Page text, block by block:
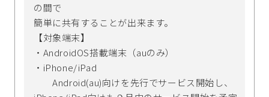
の間で
簡単に共有することが出来ます。
【対象端末】
・AndroidOS搭載端末（auのみ）
・iPhone/iPad
Android(au)向けを先行でサービス開始し、